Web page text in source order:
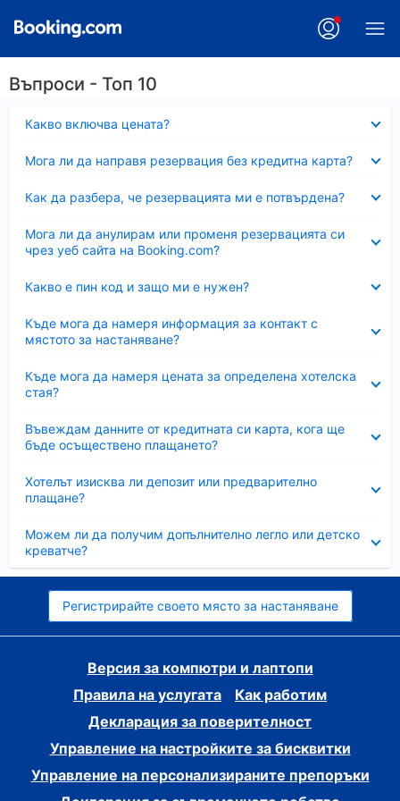
Въпроси - Топ 10
Какво включва цената?
Мога ли да направя резервация без кредитна карта?
Как да разбера, че резервацията ми е потвърдена?
Мога ли да анулирам или променя резервацията си
чрез уеб сайта на Booking.com?
Какво е пин код и защо ми е нужен?
Къде мога да намеря информация за контакт с
мястото за настаняване?
Къде мога да намеря цената за определена хотелска
стая?
Въвеждам данните от кредитната си карта, кога ще
бъде осъществено плащането?
Хотелът изисква ли депозит или предварително
плащане?
Можем ли да получим допълнително легло или детско
креватче?
Регистрирайте своето място за настаняване
Версия за компютри и лаптопи
Правила на услугата
Как работим
Декларация за поверителност
Управление на настройките за бисквитки
Управление на персонализираните препоръки